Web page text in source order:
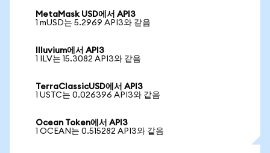
MetaMask USD에서 API3
1 mUSD는 5.2969 API3와 같음
Illuvium에서 API3
1 ILV는 15.3082 API3와 같음
TerraClassicUSD에서 API3
1 USTC는 0.026396 API3와 같음
Ocean Token에서 API3
1 OCEAN는 0.515282 API3와 같음